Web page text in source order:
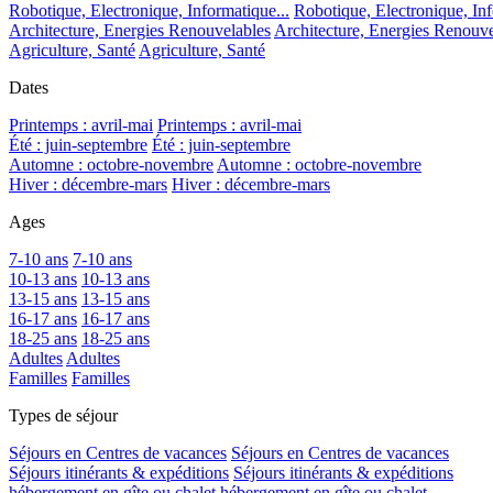
Robotique, Electronique, Informatique... Robotique, Electronique,
Architecture, Energies Renouvelables Architecture, Energies
Agriculture, Santé Agriculture, Santé
Dates
Printemps : avril-mai Printemps : avril-mai
Été : juin-septembre Été : juin-septembre
Automne : octobre-novembre Automne : octobre-novembre
Hiver : décembre-mars Hiver : décembre-mars
Ages
7-10 ans 7-10 ans
10-13 ans 10-13 ans
13-15 ans 13-15 ans
16-17 ans 16-17 ans
18-25 ans 18-25 ans
Adultes Adultes
Familles Familles
Types de séjour
Séjours en Centres de vacances Séjours en Centres de vacances
Séjours itinérants & expéditions Séjours itinérants & expéditions